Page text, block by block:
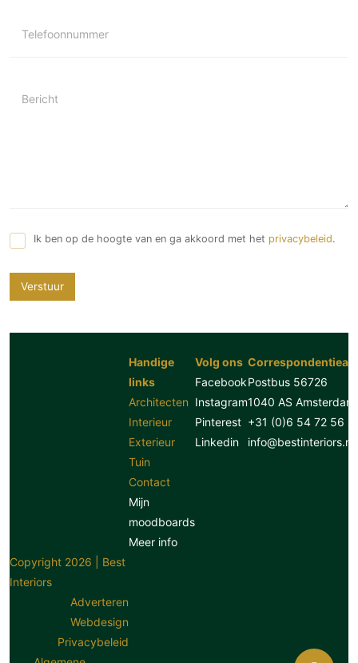
Telefoonnummer
Bericht
Ik ben op de hoogte van en ga akkoord met het privacybeleid.
Verstuur
Handige
links
Architecten
Interieur
Exterieur
Tuin
Contact
Mijn
moodboards
Meer info
Volg ons
Facebook
Instagram
Pinterest
Linkedin
Postbus 56726
1040 AS Amsterdam
+31 (0)6 54 72 56
info@bestinteriors.nl
Copyright 2026 | Best
Interiors
Adverteren
Webdesign
Privacybeleid